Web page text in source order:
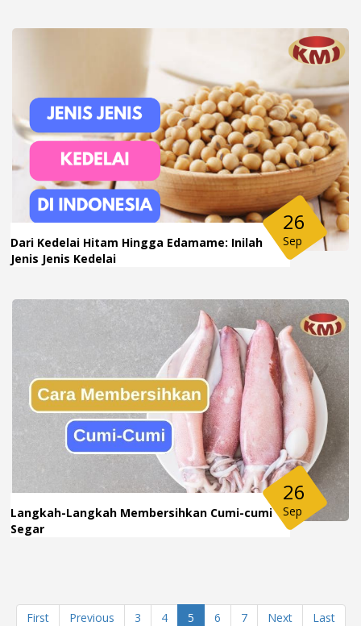
Dari Kedelai Hitam Hingga Edamame: Inilah
Jenis Jenis Kedelai
26
Sep
Langkah-Langkah Membersihkan Cumi-cumi
Segar
26
Sep
First Previous 3 4 5 6 7 Next Last